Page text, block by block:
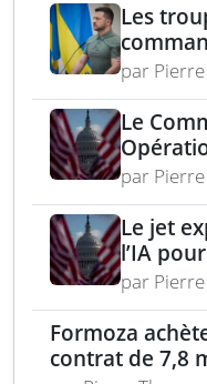
Les
dollars
année
par
Le
par
Le jet
l’IA
par
Formoza
contrat de 7,8